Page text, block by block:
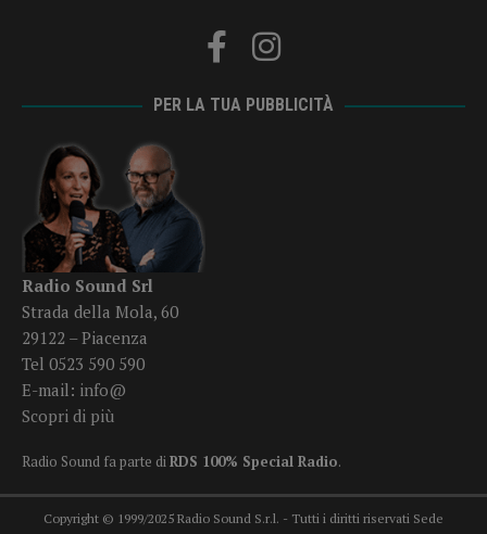
PER LA TUA PUBBLICITÀ
Radio Sound Srl
Strada della Mola, 60
29122 – Piacenza
Tel 0523 590 590
E-mail: info@
Scopri di più
Radio Sound fa parte diRDS 100% Special Radio.
Copyright © 1999/2025 Radio Sound S.r.l. - Tutti i diritti riservati Sede